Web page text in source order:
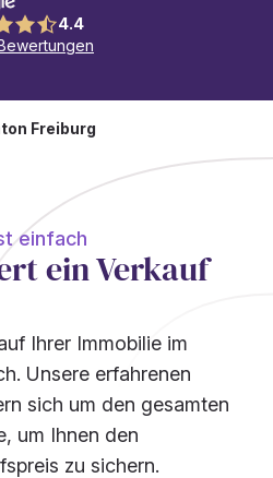
4.4
Freiburg
einfach
ein Verkauf
Ihrer Immobilie im
Unsere erfahrenen
sich um den gesamten
um Ihnen den
zu sichern.